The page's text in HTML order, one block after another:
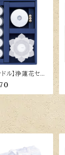
ドル】浄蓮花セッ
トホワイト